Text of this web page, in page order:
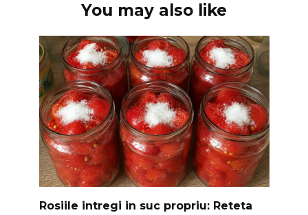
You may also like
Rosiile intregi in suc propriu: Reteta